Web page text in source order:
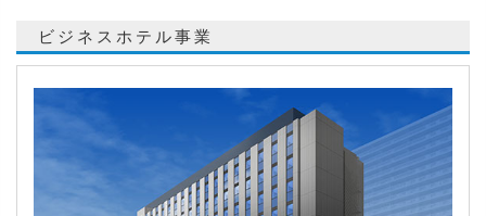
ビジネスホテル事業